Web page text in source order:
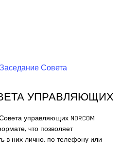
Заседание Совета
УПРАВЛЯЮЩИХ
управляющих NORCOM
что позволяет
в них лично, по телефону или